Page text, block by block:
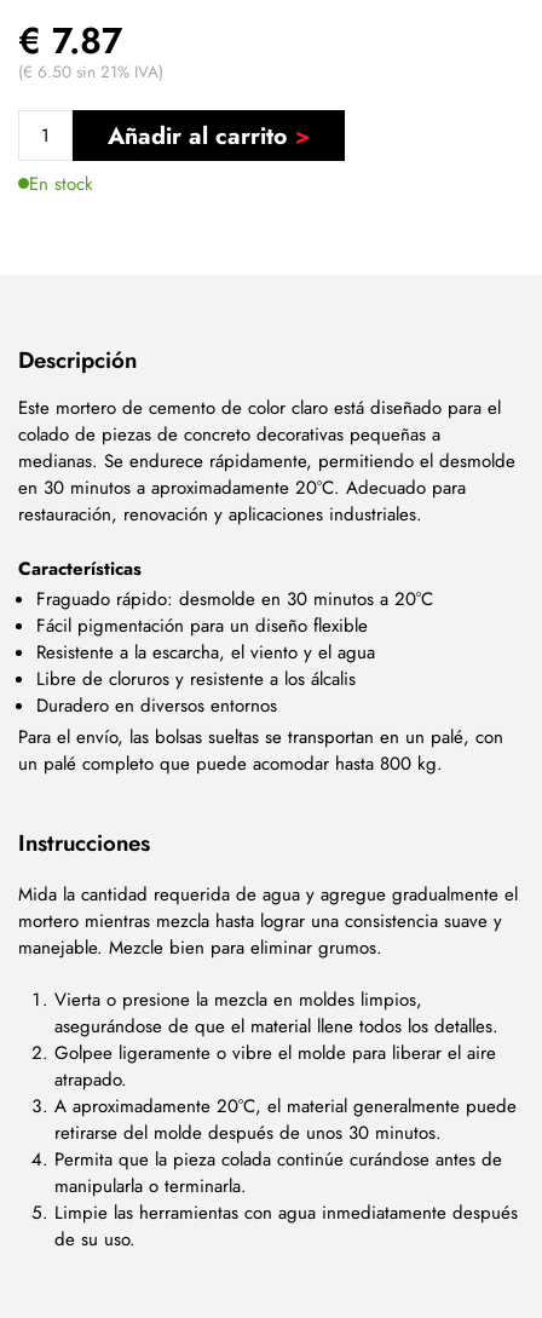
€ 7.87
(€ 6.50 sin 21% IVA)
Añadir al carrito
En stock
Descripción
Este mortero de cemento de color claro está diseñado para el
colado de piezas de concreto decorativas pequeñas a
medianas. Se endurece rápidamente, permitiendo el desmolde
en 30 minutos a aproximadamente 20°C. Adecuado para
restauración, renovación y aplicaciones industriales.
Características
Fraguado rápido: desmolde en 30 minutos a 20°C
Fácil pigmentación para un diseño flexible
Resistente a la escarcha, el viento y el agua
Libre de cloruros y resistente a los álcalis
Duradero en diversos entornos
Para el envío, las bolsas sueltas se transportan en un palé, con
un palé completo que puede acomodar hasta 800 kg.
Instrucciones
Mida la cantidad requerida de agua y agregue gradualmente el
mortero mientras mezcla hasta lograr una consistencia suave y
manejable. Mezcle bien para eliminar grumos.
Vierta o presione la mezcla en moldes limpios,
asegurándose de que el material llene todos los detalles.
Golpee ligeramente o vibre el molde para liberar el aire
atrapado.
A aproximadamente 20°C, el material generalmente puede
retirarse del molde después de unos 30 minutos.
Permita que la pieza colada continúe curándose antes de
manipularla o terminarla.
Limpie las herramientas con agua inmediatamente después
de su uso.